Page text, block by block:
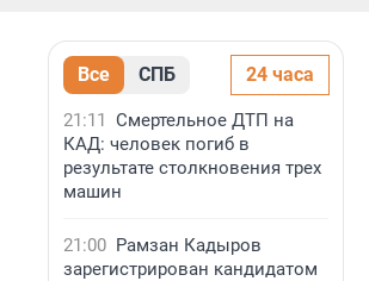
Все СПБ 24 часа
21:11 Смертельное ДТП на
КАД: человек погиб в
результате столкновения трех
машин
21:00 Рамзан Кадыров
зарегистрирован кандидатом